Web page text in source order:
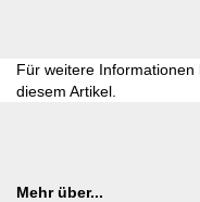
Für weitere
diesem Artikel.
Mehr über...